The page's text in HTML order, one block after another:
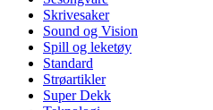
Skrivesaker
Sound og Vision
Spill og leketøy
Standard
Strøartikler
Super Dekk